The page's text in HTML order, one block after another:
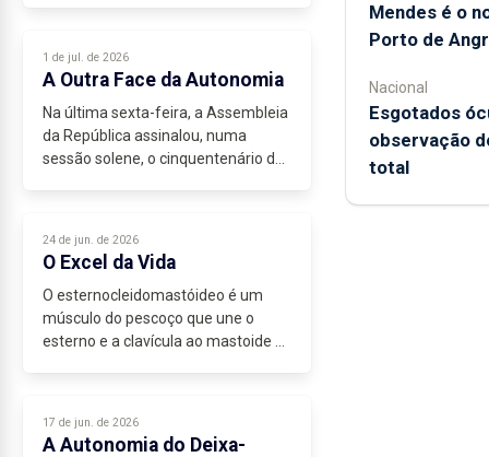
1 de jul. de 2026
A Outra Face da Autonomia
Na última sexta-feira, a Assembleia
da República assinalou, numa
sessão solene, o cinquentenário das
cerimónia...
24 de jun. de 2026
O Excel da Vida
O esternocleidomastóideo é um
músculo do pescoço que une o
esterno e a clavícula ao mastoide do
nome ganhou...
17 de jun. de 2026
A Autonomia do Deixa-
Mendes é o
Porto de
Nacional
Esgotados
observação
total